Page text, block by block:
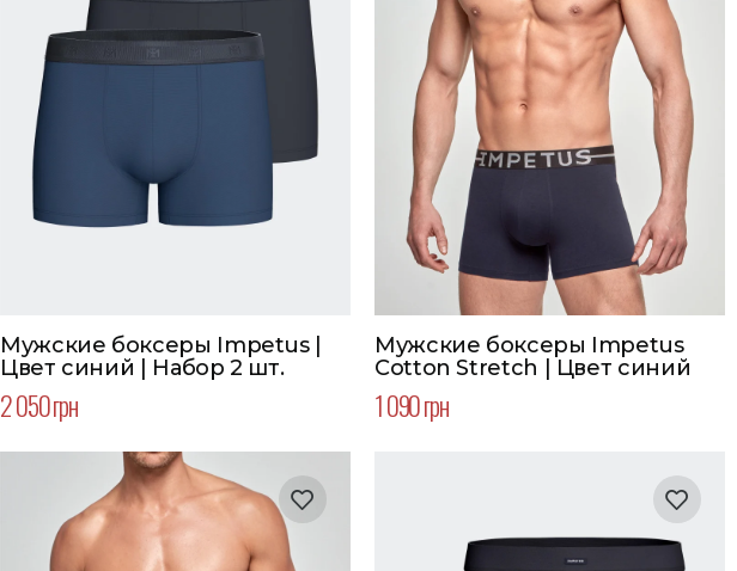
Мужские боксеры Impetus |
Цвет синий | Набор 2 шт.
2 050 грн
Мужские боксеры Impetus
Cotton Stretch | Цвет синий
1 090 грн